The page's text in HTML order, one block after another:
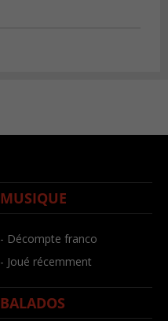
MUSIQUE
- Décompte franco
- Joué récemment
BALADOS